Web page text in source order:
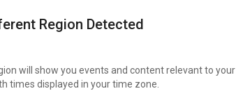
Region Detected
will show you events and content relevant to your
times displayed in your time zone.